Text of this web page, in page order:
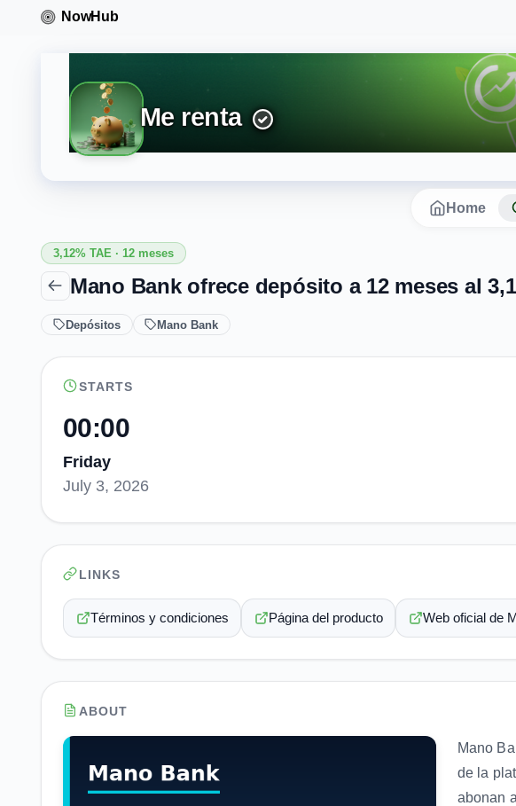
Me renta
Home
3,12% TAE · 12 meses
Mano Bank ofrece depósito a 12 meses al
Depósitos Mano Bank
STARTS
00:00
Friday
July 3, 2026
LINKS
Términos y condiciones Página del producto Web oficial de
ABOUT
Mano
de la
abonan